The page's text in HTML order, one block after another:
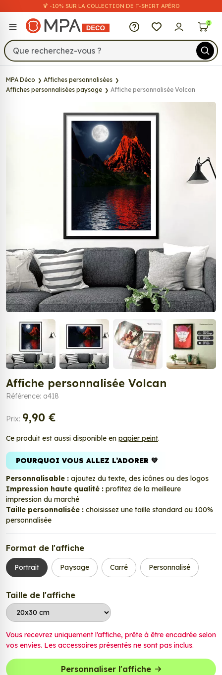
🍹 -10% SUR LA COLLECTION DE T-SHIRT APÉRO
MPA Déco 0
MPA Déco
Affiches personnalisées
Affiches personnalisées paysage
Affiche personnalisée Volcan
Affiche personnalisée Volcan
Référence: a418
Prix: 9,90 €
Ce produit est aussi disponible en papier peint.
POURQUOI VOUS ALLEZ L’ADORER 💚
Personnalisable : ajoutez du texte, des icônes ou des logos
Impression haute qualité : profitez de la meilleure
impression du marché
Taille personnalisée : choisissez une taille standard ou 100%
personnalisée
Format de l'affiche
Portrait Paysage Carré Personnalisé
Taille de l'affiche
Vous recevrez uniquement l’affiche, prête à être encadrée selon
vos envies. Les accessoires présentés ne sont pas inclus.
Personnaliser l'affiche